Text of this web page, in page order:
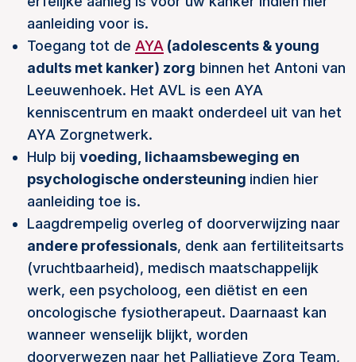
aanleiding voor is.
Toegang tot de AYA (adolescents & young
adults met kanker) zorg binnen het Antoni van
Leeuwenhoek. Het AVL is een AYA
kenniscentrum en maakt onderdeel uit van het
AYA Zorgnetwerk.
Hulp bij voeding, lichaamsbeweging en
psychologische ondersteuning indien hier
aanleiding toe is.
Laagdrempelig overleg of doorverwijzing naar
andere professionals, denk aan fertiliteitsarts
(vruchtbaarheid), medisch maatschappelijk
werk, een psycholoog, een diëtist en een
oncologische fysiotherapeut. Daarnaast kan
wanneer wenselijk blijkt, worden
doorverwezen naar het Palliatieve Zorg Team,